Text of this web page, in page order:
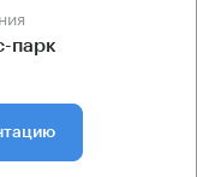
парк